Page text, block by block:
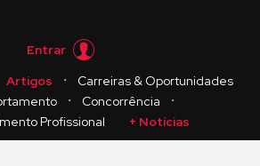
Entrar
Artigos ・
Carreiras & Oportunidades
・ Concorrência
・
Profissional
+ Notícias